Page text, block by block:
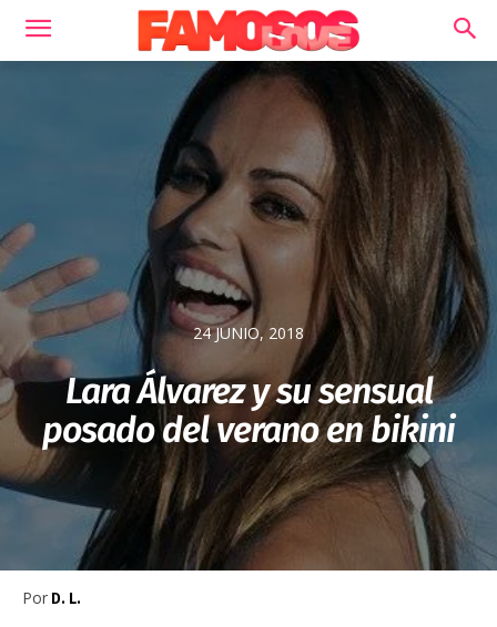
24 JUNIO, 2018
Lara Álvarez y su sensual
posado del verano en bikini
Por D. L.